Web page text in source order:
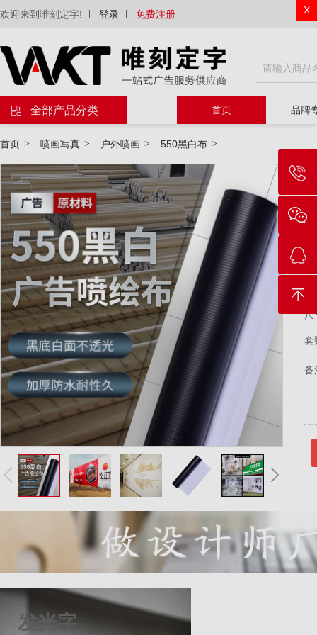
X
欢迎来到唯刻定字! 登录 免费注册
全部产品分类 首页 品牌
首页 > 喷画写真 > 户外喷画 > 550黑白布 >
物
材
后
尺
套
备
发光字